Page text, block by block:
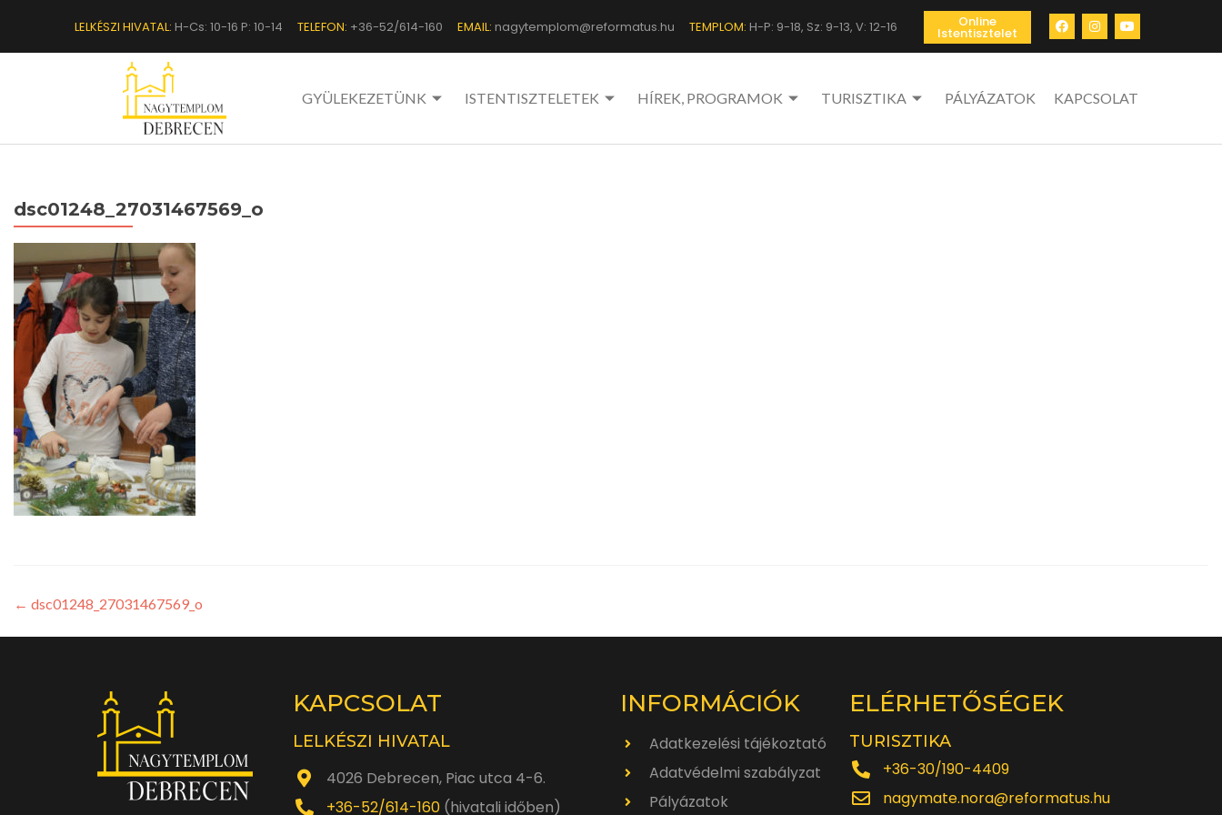
LELKÉSZI HIVATAL: H-Cs: 10-16 P: 10-14 TELEFON: +36-52/614-160 EMAIL: nagytemplom@reformatus.hu TEMPLOM: H-P: 9-18, Sz: 9-13, V: 12-16 Online
Istentisztelet
GYÜLEKEZETÜNK ISTENTISZTELETEK HÍREK, PROGRAMOK TURISZTIKA PÁLYÁZATOK KAPCSOLAT
dsc01248_27031467569_o
← dsc01248_27031467569_o
KAPCSOLAT
LELKÉSZI HIVATAL
4026 Debrecen, Piac utca 4-6.
+36-52/614-160 (hivatali időben)
INFORMÁCIÓK
Adatkezelési tájékoztató
Adatvédelmi szabályzat
Pályázatok
ELÉRHETŐSÉGEK
TURISZTIKA
+36-30/190-4409
nagymate.nora@reformatus.hu